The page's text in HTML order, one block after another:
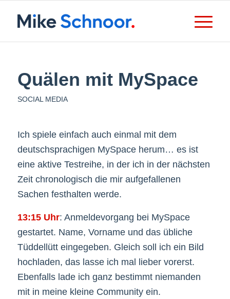
Quälen mit MySpace
SOCIAL MEDIA
Ich spiele einfach auch einmal mit dem
deutschsprachigen MySpace herum… es ist
eine aktive Testreihe, in der ich in der nächsten
Zeit chronologisch die mir aufgefallenen
Sachen festhalten werde.
13:15 Uhr: Anmeldevorgang bei MySpace
gestartet. Name, Vorname und das übliche
Tüddellütt eingegeben. Gleich soll ich ein Bild
hochladen, das lasse ich mal lieber vorerst.
Ebenfalls lade ich ganz bestimmt niemanden
mit in meine kleine Community ein.